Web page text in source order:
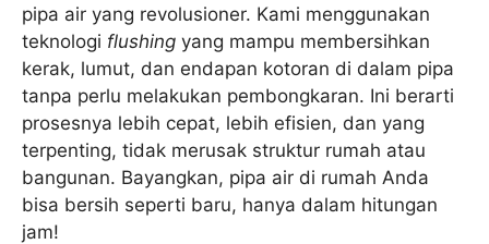
pipa air yang revolusioner. Kami menggunakan
teknologi flushing yang mampu membersihkan
kerak, lumut, dan endapan kotoran di dalam pipa
tanpa perlu melakukan pembongkaran. Ini berarti
prosesnya lebih cepat, lebih efisien, dan yang
terpenting, tidak merusak struktur rumah atau
bangunan. Bayangkan, pipa air di rumah Anda
bisa bersih seperti baru, hanya dalam hitungan
jam!